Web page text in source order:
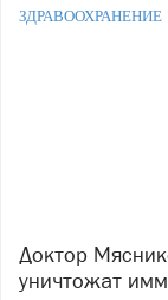
ЗДРАВООХРАНЕНИЕ
Доктор Мясников: новые подвиды омикрона
уничтожат